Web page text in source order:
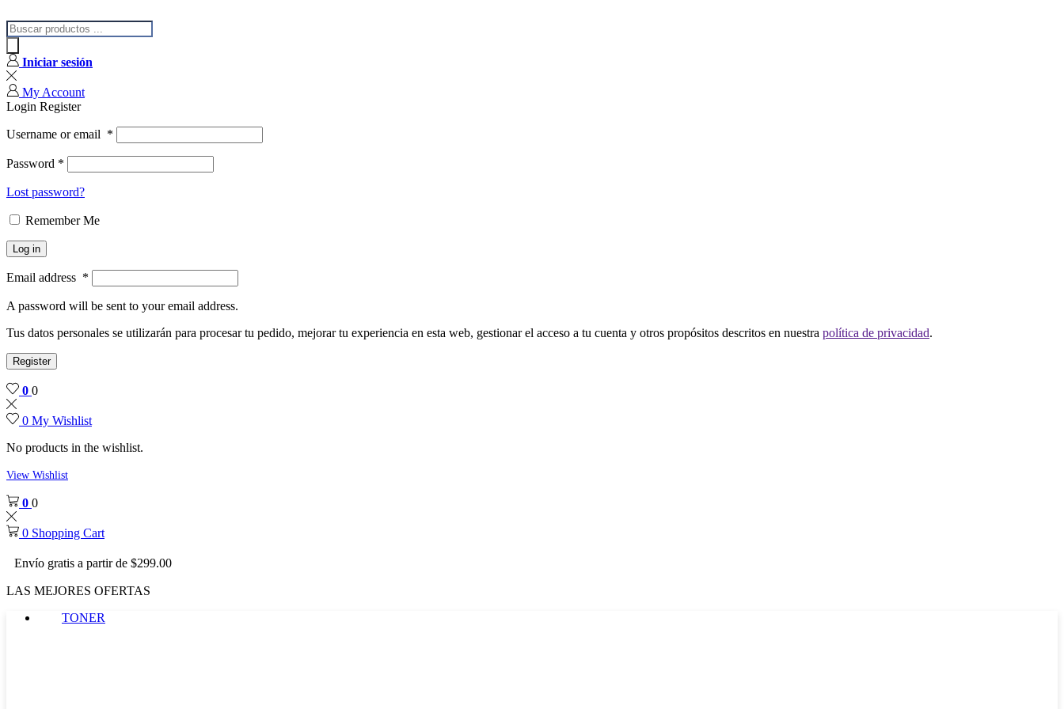
Iniciar sesión
My Account
Login Register
Username or email *
Password *
Lost password?
Remember Me
Log in
Email address *
A password will be sent to your email address.
Tus datos personales se utilizarán para procesar tu pedido, mejorar tu experiencia en esta web, gestionar el acceso a tu cuenta y otros propósitos descritos en nuestra política de privacidad.
Register
0 0
0 My Wishlist
No products in the wishlist.
View Wishlist
0 0
0 Shopping Cart
Envío gratis a partir de $299.00
LAS MEJORES OFERTAS
TONER